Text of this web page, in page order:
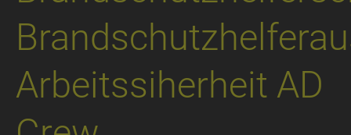
Arbeitssiherheit AD